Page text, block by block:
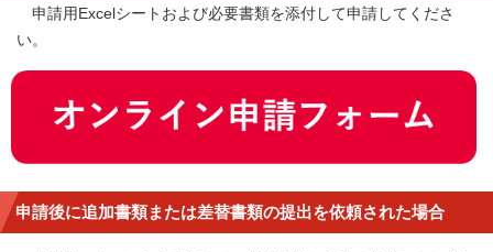
申請用Excelシートおよび必要書類を添付して申請してくださ
い。
申請後に追加書類または差替書類の提出を依頼された場合